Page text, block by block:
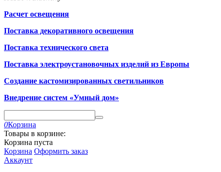
Расчет освещения
Поставка декоративного освещения
Поставка технического света
Поставка электроустановочных изделий из Европы
Создание кастомизированных светильников
Внедрение систем «Умный дом»
0Корзина
Товары в корзине:
Корзина пуста
Корзина Оформить заказ
Аккаунт